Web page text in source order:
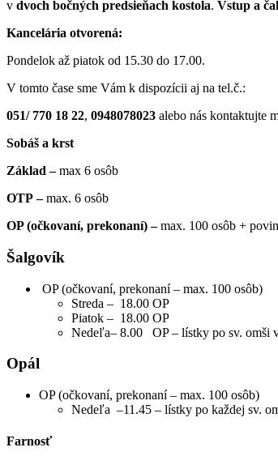
v dvoch bočných predsieňach kostola. Vstup a
Kancelária otvorená:
Pondelok až piatok od 15.30 do 17.00.
V tomto čase sme Vám k dispozícii aj na tel.č.:
051/ 770 18 22, 0948078023 alebo nás kontaktujte
Sobáš a krst
Základ –max 6 osôb
OTP–max. 6 osôb
OP (očkovaní, prekonaní) –max. 100 osôb +
Šalgovík
OP (očkovaní, prekonaní – max. 100 osôb)
Streda – 18.00 OP
Piatok – 18.00 OP
Nedeľa– 8.00 OP – lístky po sv. omši
Opál
OP (očkovaní, prekonaní – max. 100 osôb)
Nedeľa –11.45 – lístky po každej sv.
Farnosť